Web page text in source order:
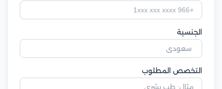
الجنسية
التخصص المطلوب